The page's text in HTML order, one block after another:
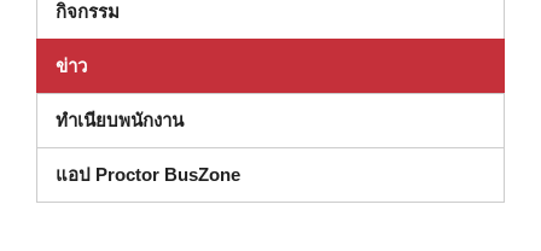
กิจกรรม
ข่าว
ทําเนียบพนักงาน
แอป Proctor BusZone